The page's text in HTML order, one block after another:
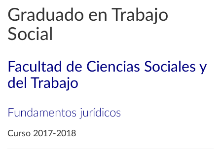
Graduado en Trabajo
Social
Facultad de Ciencias Sociales y
del Trabajo
Fundamentos jurídicos
Curso 2017-2018